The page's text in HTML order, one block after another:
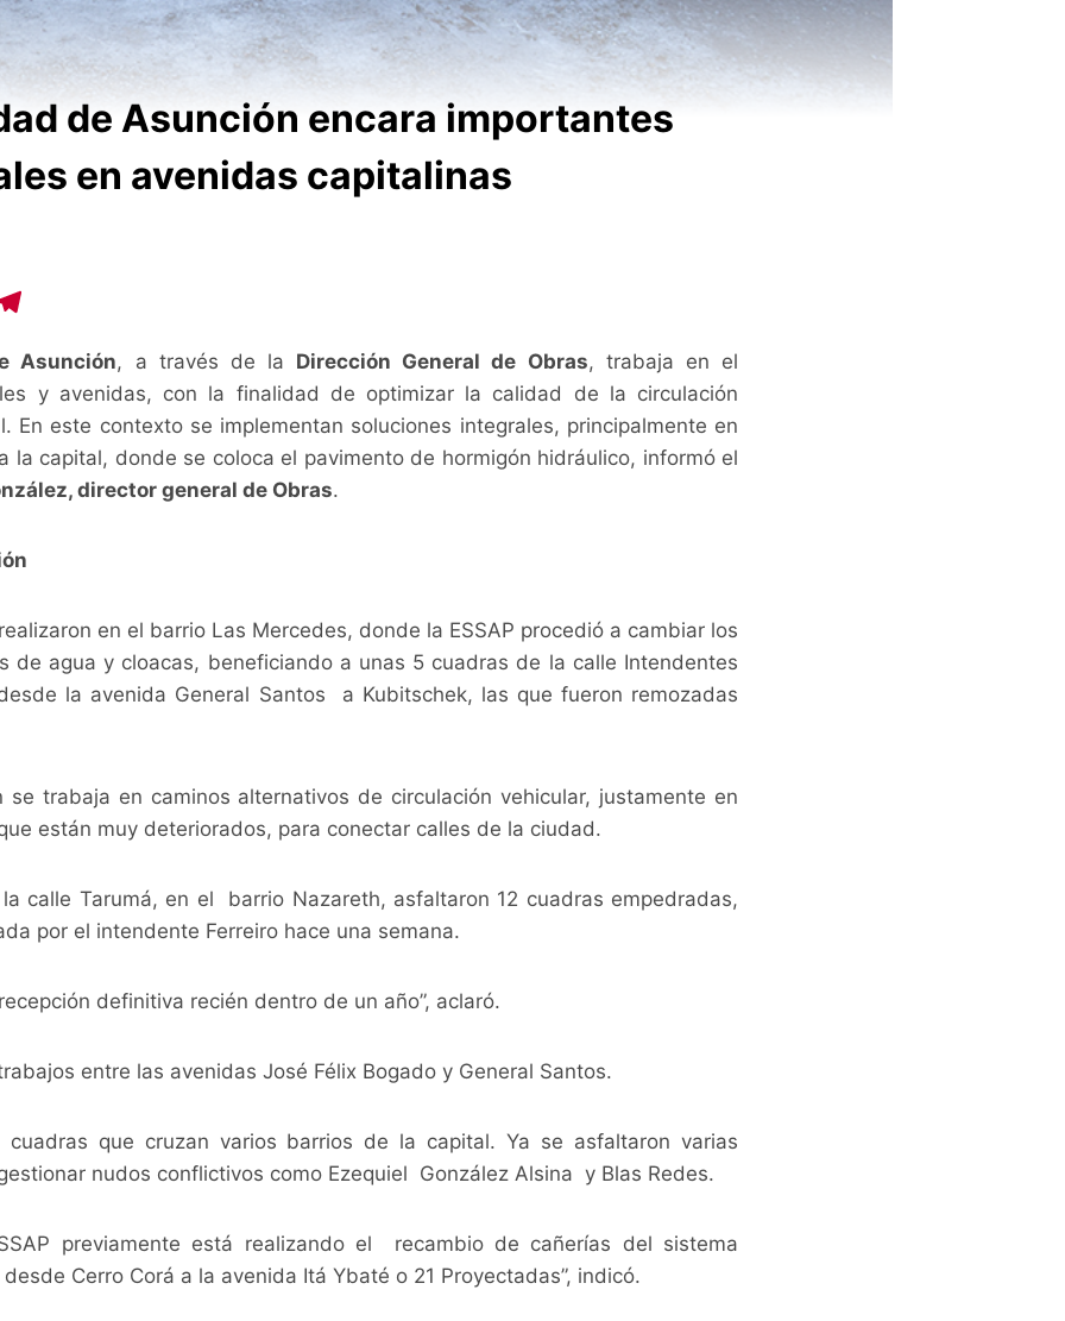
de Asunción encara importantes
en avenidas capitalinas
e
gr
a
m
Asunción, a través de la Dirección General de Obras, trabaja en el
y avenidas, con la finalidad de optimizar la calidad de la circulación
En este contexto se implementan soluciones integrales, principalmente en
la capital, donde se coloca el pavimento de hormigón hidráulico, informó el
director general de Obras.
en el barrio Las Mercedes, donde la ESSAP procedió a cambiar los
de agua y cloacas, beneficiando a unas 5 cuadras de la calle Intendentes
la avenida General Santos a Kubitschek, las que fueron remozadas
se trabaja en caminos alternativos de circulación vehicular, justamente en
están muy deteriorados, para conectar calles de la ciudad.
calle Tarumá, en el barrio Nazareth, asfaltaron 12 cuadras empedradas,
por el intendente Ferreiro hace una semana.
definitiva recién dentro de un año”, aclaró.
entre las avenidas José Félix Bogado y General Santos.
cuadras que cruzan varios barrios de la capital. Ya se asfaltaron varias
nudos conflictivos como Ezequiel González Alsina y Blas Redes.
previamente está realizando el recambio de cañerías del sistema
Cerro Corá a la avenida Itá Ybaté o 21 Proyectadas”, indicó.